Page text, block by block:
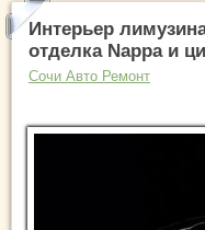
Интерьер
отделка Nappa и
Сочи Авто Ремонт